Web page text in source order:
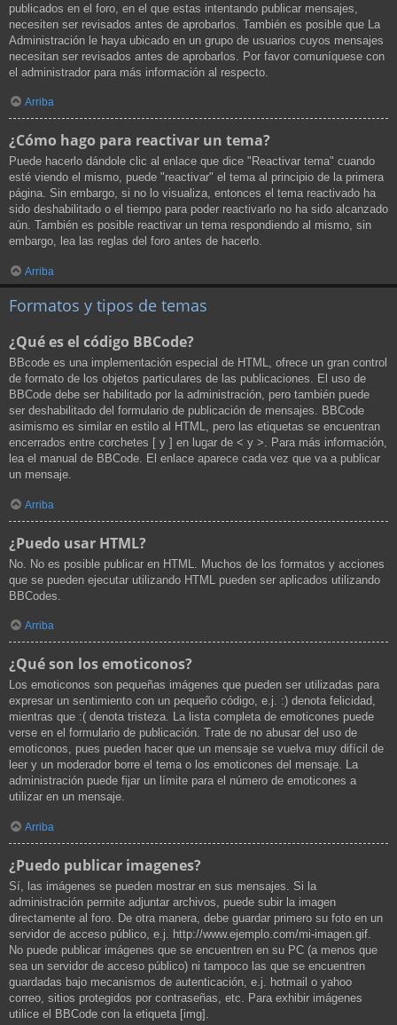
publicados en el foro, en el que estas intentando publicar mensajes,
necesiten ser revisados antes de aprobarlos. También es posible que La
Administración le haya ubicado en un grupo de usuarios cuyos mensajes
necesitan ser revisados antes de aprobarlos. Por favor comuníquese con
el administrador para más información al respecto.
Arriba
¿Cómo hago para reactivar un tema?
Puede hacerlo dándole clic al enlace que dice "Reactivar tema" cuando
esté viendo el mismo, puede "reactivar" el tema al principio de la primera
página. Sin embargo, si no lo visualiza, entonces el tema reactivado ha
sido deshabilitado o el tiempo para poder reactivarlo no ha sido alcanzado
aún. También es posible reactivar un tema respondiendo al mismo, sin
embargo, lea las reglas del foro antes de hacerlo.
Arriba
Formatos y tipos de temas
¿Qué es el código BBCode?
BBcode es una implementación especial de HTML, ofrece un gran control
de formato de los objetos particulares de las publicaciones. El uso de
BBCode debe ser habilitado por la administración, pero también puede
ser deshabilitado del formulario de publicación de mensajes. BBCode
asimismo es similar en estilo al HTML, pero las etiquetas se encuentran
encerrados entre corchetes [ y ] en lugar de < y >. Para más información,
lea el manual de BBCode. El enlace aparece cada vez que va a publicar
un mensaje.
Arriba
¿Puedo usar HTML?
No. No es posible publicar en HTML. Muchos de los formatos y acciones
que se pueden ejecutar utilizando HTML pueden ser aplicados utilizando
BBCodes.
Arriba
¿Qué son los emoticonos?
Los emoticonos son pequeñas imágenes que pueden ser utilizadas para
expresar un sentimiento con un pequeño código, e.j. :) denota felicidad,
mientras que :( denota tristeza. La lista completa de emoticones puede
verse en el formulario de publicación. Trate de no abusar del uso de
emoticonos, pues pueden hacer que un mensaje se vuelva muy difícil de
leer y un moderador borre el tema o los emoticones del mensaje. La
administración puede fijar un límite para el número de emoticones a
utilizar en un mensaje.
Arriba
¿Puedo publicar imagenes?
Sí, las imágenes se pueden mostrar en sus mensajes. Si la
administración permite adjuntar archivos, puede subir la imagen
directamente al foro. De otra manera, debe guardar primero su foto en un
servidor de acceso público, e.j. http://www.ejemplo.com/mi-imagen.gif.
No puede publicar imágenes que se encuentren en su PC (a menos que
sea un servidor de acceso público) ni tampoco las que se encuentren
guardadas bajo mecanismos de autenticación, e.j. hotmail o yahoo
correo, sitios protegidos por contraseñas, etc. Para exhibir imágenes
utilice el BBCode con la etiqueta [img].